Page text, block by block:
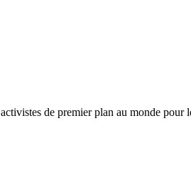
de premier plan au monde pour